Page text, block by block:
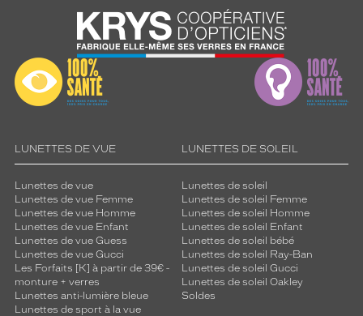
LUNETTES DE VUE
Lunettes de vue
Lunettes de vue Femme
Lunettes de vue Homme
Lunettes de vue Enfant
Lunettes de vue Guess
Lunettes de vue Gucci
Les Forfaits [K] à partir de 39€ -
monture + verres
Lunettes anti-lumière bleue
Lunettes de sport à la vue
LUNETTES DE SOLEIL
Lunettes de soleil
Lunettes de soleil Femme
Lunettes de soleil Homme
Lunettes de soleil Enfant
Lunettes de soleil bébé
Lunettes de soleil Ray-Ban
Lunettes de soleil Gucci
Lunettes de soleil Oakley
Soldes